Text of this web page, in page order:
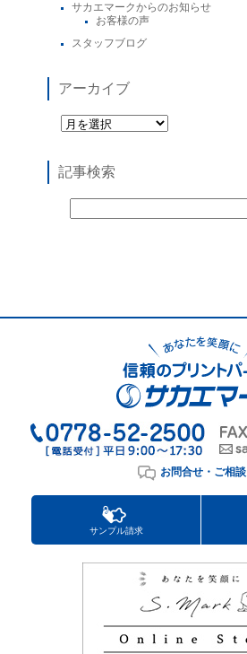
サカエマークからのお知らせ
お客様の声
スタッフブログ
アーカイブ
記事検索
お問合せ・ご相談
サンプル請求